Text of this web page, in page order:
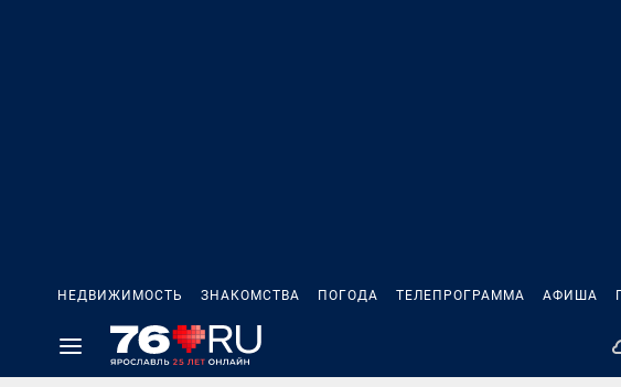
НЕДВИЖИМОСТЬ ЗНАКОМСТВА ПОГОДА ТЕЛЕПРОГРАММА АФИША